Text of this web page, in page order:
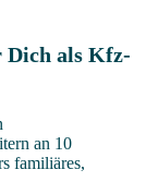
Dich als Kfz-
an 10
familiäres,